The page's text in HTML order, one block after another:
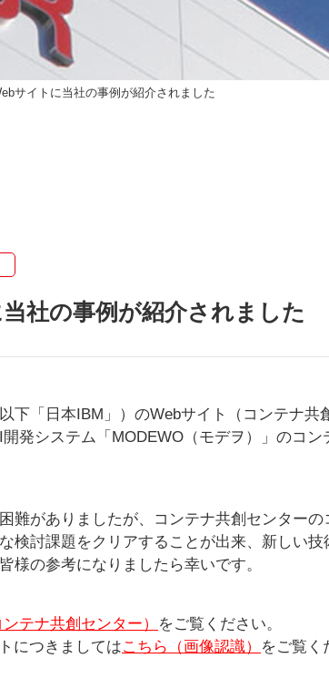
サイトに当社の事例が紹介されました
社の事例が紹介されました
下「日本IBM」）のWebサイト（コンテナ共
発システム「MODEWO（モデヲ）」のコ
難がありましたが、コンテナ共創センターの
検討課題をクリアすることが出来、新しい
様の参考になりましたら幸いです。
テナ共創センター）
をご覧ください。
につきましてはこちら（画像認識） をご覧く